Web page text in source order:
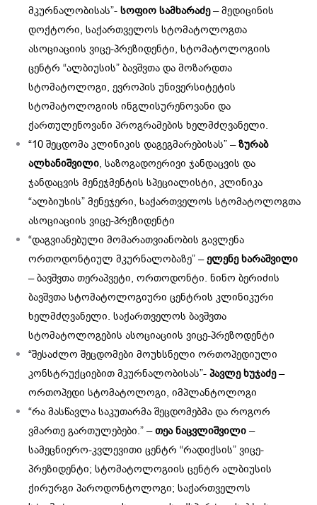
მკურნალობისას”- სოფიო სამხარაძე– მედიცინის
დოქტორი, საქართველოს სტომატოლოგთა
ასოციაციის ვიცე-პრეზიდენტი, სტომატოლოგიის
ცენტრ “ალბიუსის” ბავშვთა და მოზარდთა
სტომატოლოგი, ევროპის უნივერსიტეტის
სტომატოლოგიის ინგლისურენოვანი და
ქართულენოვანი პროგრამების ხელმძღვანელი.
“10 შეცდომა კლინიკის დაგეგმარებისას” –ზურაბ
ალხანიშვილი, საზოგადოერივი ჯანდაცვის და
ჯანდაცვის მენეჯმენტის სპეციალისტი, კლინიკა
“ალბიუსის” მენეჯერი, საქართველოს სტომატოლოგთა
ასოციაციის ვიცე-პრეზიდენტი
“დაგვიანებული მომარათვიანობის გავლენა
ორთოდონტიულ მკურნალობაზე” –ელენე ხარაშვილი
– ბავშვთა თერაპვეტი, ორთოდონტი. ნინო ბერიძის
ბავშვთა სტომატოლოგიური ცენტრის კლინიკური
ხელმძღვანელი. საქართველოს ბავშვთა
სტომატოლოგების ასოციაციის ვიცე-პრეზოდენტი
“შესაძლო შეცდომები მოუხსნელი ორთოპედიული
კონსტრუქციებით მკურნალობისას”- პავლე ხუჯაძე–
ორთოპედი სტომატოლოგი, იმპლანტოლოგი
“რა მასწავლა საკუთარმა შეცდომებმა და როგორ
ვმართე გართულებები.” –თეა ნაცვლიშვილი –
სამეცნიერო-კვლევითი ცენტრ “რადიქსის” ვიცე-
პრეზიდენტი; სტომატოლოგიის ცენტრ ალბიუსის
ქირურგი პაროდონტოლოგი; საქართველოს